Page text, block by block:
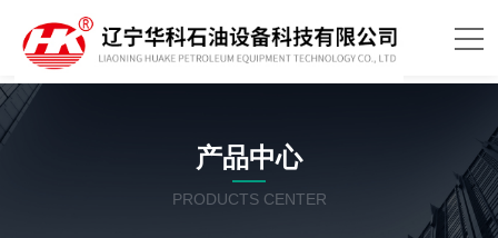
产品中心
PRODUCTS CENTER